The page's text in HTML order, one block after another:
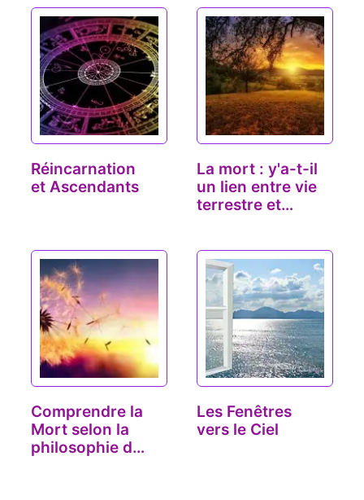
Réincarnation
et Ascendants
La mort : y'a-t-il
un lien entre vie
terrestre et…
Comprendre la
Mort selon la
philosophie du
Les Fenêtres
vers le Ciel